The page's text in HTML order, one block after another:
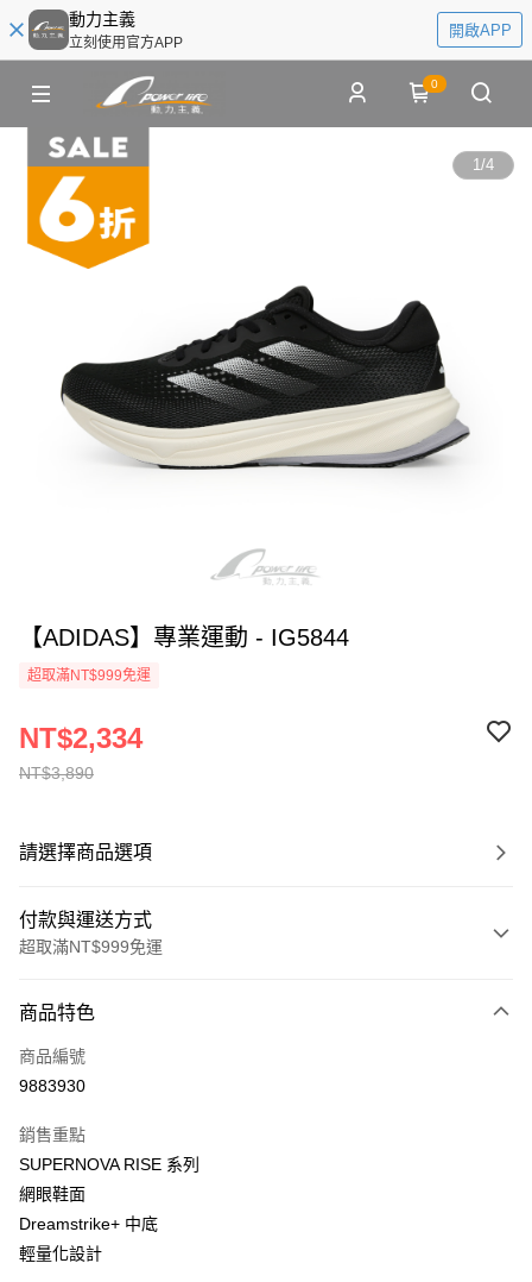
動力主義
立刻使用官方APP
開啟APP
0
1/4
【ADIDAS】專業運動 - IG5844
超取滿NT$999免運
NT$3,890
NT$2,334
請選擇商品選項
付款與運送方式
超取滿NT$999免運
信用卡一次付款
超商取貨付款
Apple Pay
街口支付
悠遊付
商品特色
商品編號
9883930
銷售重點
SUPERNOVA RISE 系列
網眼鞋面
Dreamstrike+ 中底
輕量化設計